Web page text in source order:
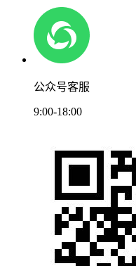
公众号客服
9:00-18:00